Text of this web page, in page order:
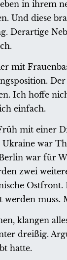
in ihrem
Und diese
Derartige
mit
Ich hoffe
einfach.
mit einer
war
war für
zwei
Ostfront.
muss.
klangen
dreißig.
hatte.